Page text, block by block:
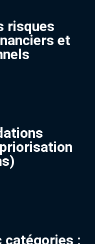
risques
et
catégories :